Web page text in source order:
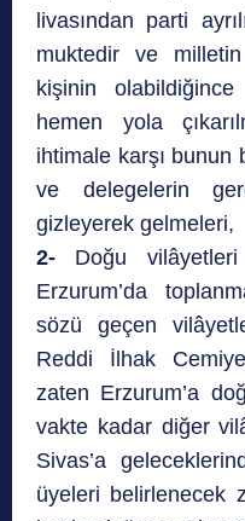
livasından parti
muktedir ve
kişinin
hemen yola
ihtimale karşı bunun
ve delegelerin
gizleyerek gelmeleri,
2- Doğu vilâyetleri
Erzurum’da
sözü geçen
Reddi İlhak
zaten Erzurum’a
vakte kadar diğer
Sivas’a
üyeleri belirlenecek